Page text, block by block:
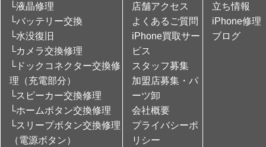
└液晶修理
└バッテリー交換
└水没復旧
└カメラ交換修理
└ドックコネクター交換修
理（充電部分）
└スピーカー交換修理
└ホームボタン交換修理
└スリープボタン交換修理
（電源ボタン）
店舗アクセス
よくあるご質問
iPhone買取サー
ビス
スタッフ募集
加盟店募集・パ
ーツ卸
会社概要
プライバシーポ
リシー
立ち情報
iPhone修理
ブログ